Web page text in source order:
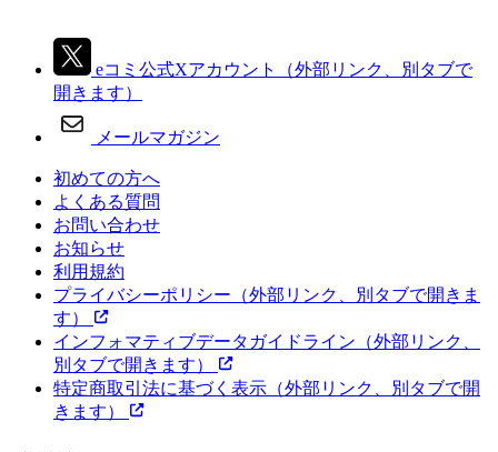
eコミ公式Xアカウント
（外部リンク、別タブで
開きます）
メールマガジン
初めての方へ
よくある質問
お問い合わせ
お知らせ
利用規約
プライバシーポリシー （外部リンク、別タブで開きま
す）
インフォマティブデータガイドライン （外部リンク、
別タブで開きます）
特定商取引法に基づく表示 （外部リンク、別タブで開
きます）